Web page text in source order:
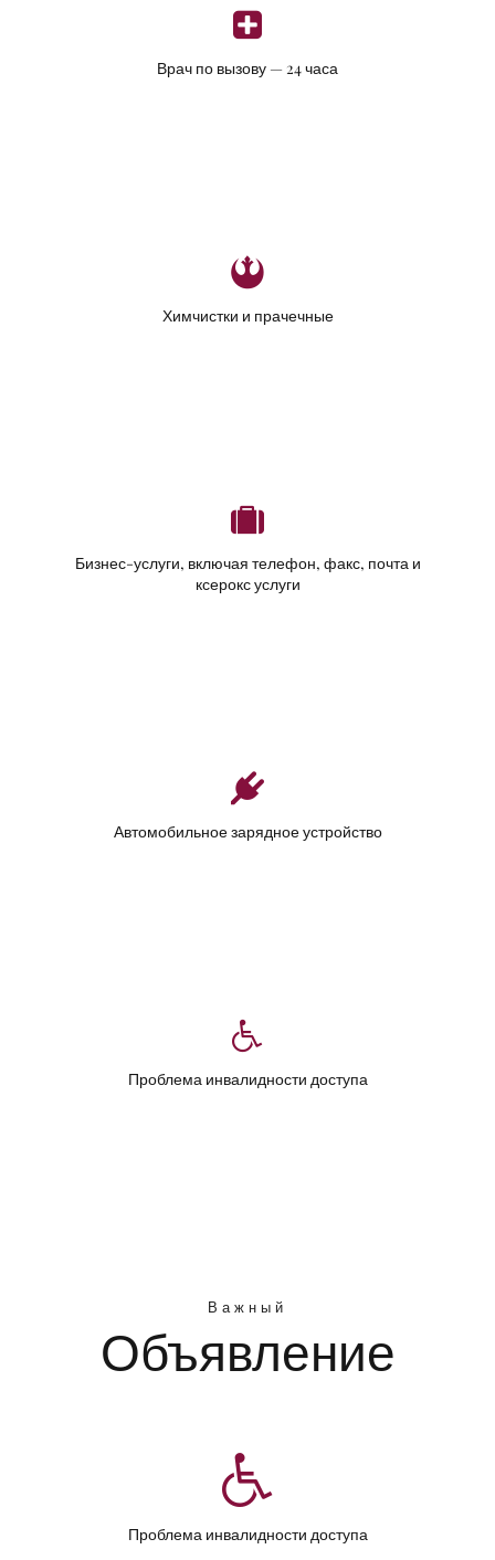
Врач по вызову — 24 часа
Химчистки и прачечные
Бизнес-услуги, включая телефон, факс, почта и
ксерокс услуги
Автомобильное зарядное устройство
Проблема инвалидности доступа
Важный
Объявление
Проблема инвалидности доступа